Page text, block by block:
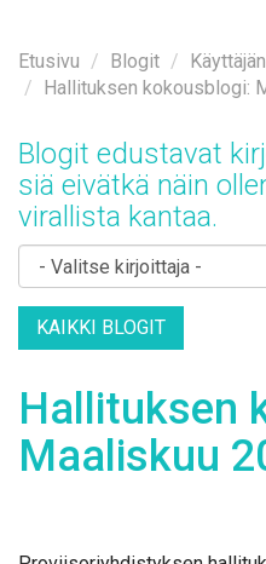
Etusi­vu Blo­git
Hallituksen kokousblogi:
Blo­git edus­ta­vat
siä ei­vät­kä näin
vi­ral­lis­ta kan­taa.
KAIK­KI BLO­GIT
Hal­li­tuk­sen
Maa­lis­kuu